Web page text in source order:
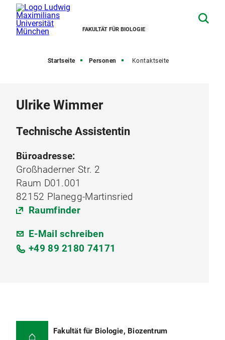
FAKULTÄT FÜR BIOLOGIE
Startseite Personen Kontaktseite
Ulrike Wimmer
Technische Assistentin
Büroadresse:
Großhaderner Str. 2
Raum D01.001
82152 Planegg-Martinsried
Raumfinder
E-Mail schreiben
+49 89 2180 74171
Fakultät für Biologie, Biozentrum